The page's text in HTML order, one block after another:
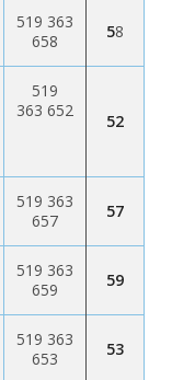
519 363
658
58
519
363 652
52
519 363
657
57
519 363
659
59
519 363
653
53